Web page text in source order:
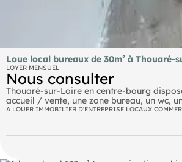
Loue local bureaux de 30m² à Thouaré-
LOYER MENSUEL
Nous consulter
Thouaré-sur-Loire en centre-bourg
accueil / vente, une zone bureau, un wc,
Les informations sur les risques
A LOUER IMMOBILIER D'ENTREPRISE LOCAUX